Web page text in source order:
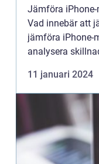
Jämföra
Vad innebär att
jämföra iPhone-
analysera
Det är v...
11 januari 2024